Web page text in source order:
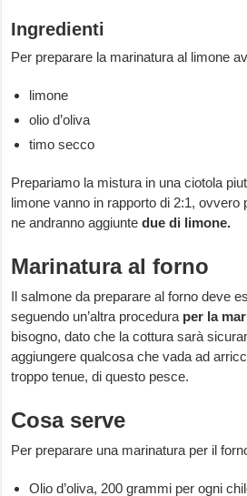
Ingredienti
Per preparare la marinatura al limone
limone
olio d’oliva
timo secco
Prepariamo la mistura in una ciotola
limone vanno in rapporto di 2:1, ovvero
ne andranno aggiuntedue di limone.
Marinatura al forno
Il salmone da preparare al forno deve
seguendo un’altra procedura per la
bisogno, dato che la cottura sarà
aggiungere qualcosa che vada ad
troppo tenue, di questo pesce.
Cosa serve
Per preparare una marinatura per il
Olio d’oliva, 200 grammi per ogni